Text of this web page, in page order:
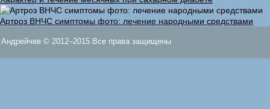
Артроз ВНЧС симптомы фото: лечение народными средствами
Андрейчев © 2012–2015 Все права защищены